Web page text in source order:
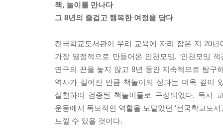
책놀이는 수업의 기술이 아닌 배움의 가치를,
누구 하나 소외되지 않고 서로를 배려하는 깨어 있
그 끝에 배움, 소통, 관계, 이해, 행복, 웃음, 몰입을
그 여정에 이 책은 친절한 길동무가 되어 줄 것이다.
--- 본문 중에서
책, 놀이를 만나다
그 8년의 즐겁고 행복한 여정을 담다
전국학교도서관이 우리 교육에 자리 잡은 지 20년
가장 열정적으로 만들어온 인천모임, ‘인천모임
연구의 끈을 놓지 않고 8년 동안 지속적으로 탐구
역사가 길어진 만큼 책놀이의 성과는 더욱 깊이
실천하여 검증된 책놀이들로 구성되었다. 독서
운동에서 독보적인 역할을 도맡았던 ‘전국학교도
느낄 수 있을 것이다.